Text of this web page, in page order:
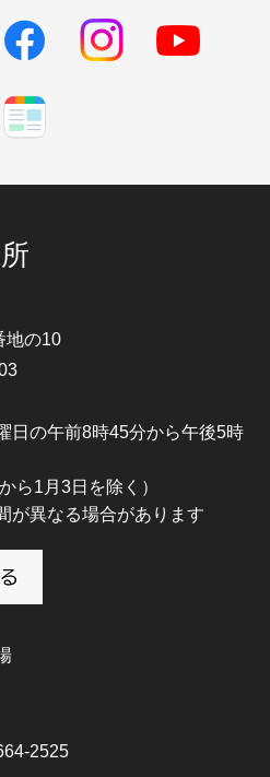
地の10
日の午前8時45分から午後5時
ら1月3日を除く）
が異なる場合があります
2525